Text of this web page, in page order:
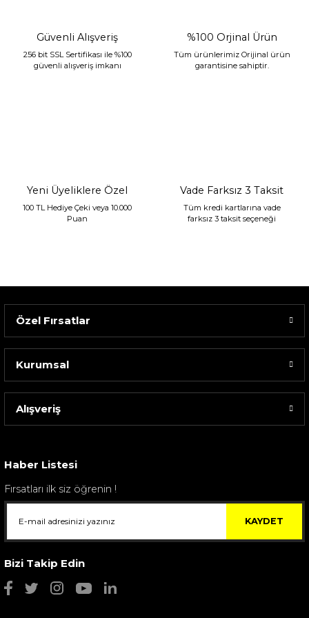
Sarev Elfıda Flanel Nevresim Takımı Çift Kişili...
Güvenli Alışveriş
256 bit SSL Sertifikası ile %100
güvenli alışveriş imkanı
%100 Orjinal Ürün
Tüm ürünlerimiz Orijinal ürün
garantisine sahiptir.
Yeni Üyeliklere Özel
100 TL Hediye Çeki veya 10.000
Puan
Vade Farksız 3 Taksit
Tüm kredi kartlarına vade
farksız 3 taksit seçeneği
Özel Fırsatlar
Kurumsal
Alışveriş
Haber Listesi
Fırsatları ilk siz öğrenin !
KAYDET
Bizi Takip Edin